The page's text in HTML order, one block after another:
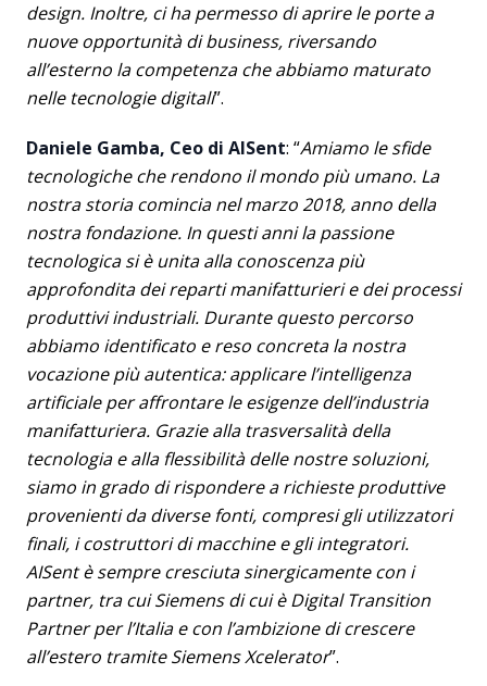
design. Inoltre, ci ha permesso di aprire le porte a
nuove opportunità di business, riversando
all’esterno la competenza che abbiamo maturato
nelle tecnologie digitali”.
Daniele Gamba, Ceo di AISent: “Amiamo le sfide
tecnologiche che rendono il mondo più umano. La
nostra storia comincia nel marzo 2018, anno della
nostra fondazione. In questi anni la passione
tecnologica si è unita alla conoscenza più
approfondita dei reparti manifatturieri e dei processi
produttivi industriali. Durante questo percorso
abbiamo identificato e reso concreta la nostra
vocazione più autentica: applicare l’intelligenza
artificiale per affrontare le esigenze dell’industria
manifatturiera. Grazie alla trasversalità della
tecnologia e alla flessibilità delle nostre soluzioni,
siamo in grado di rispondere a richieste produttive
provenienti da diverse fonti, compresi gli utilizzatori
finali, i costruttori di macchine e gli integratori.
AISent è sempre cresciuta sinergicamente con i
partner, tra cui Siemens di cui è Digital Transition
Partner per l’Italia e con l’ambizione di crescere
all’estero tramite Siemens Xcelerator”.